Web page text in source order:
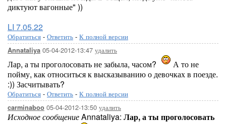
диктуют вагонные" ))
LI 7.05.22
Обратиться - Ответить - К полной версии
Annataliya 05-04-2012-13:47 удалить
Лар, а ты проголосовать не забыла, часом?
А то не
пойму, как относиться к высказыванию о девочках в поезде.
:)) Засчитывать?
Обратиться - Ответить - К полной версии
carminaboo 05-04-2012-13:50 удалить
Исходное сообщениеAnnataliya: Лар, а ты проголосовать